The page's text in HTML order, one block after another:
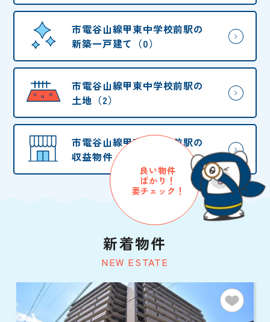
市電谷山線甲東中学校前駅の
新築一戸建て（0）
市電谷山線甲東中学校前駅の
土地（2）
市電谷山線甲東中学校前駅の
収益物件・他（3）
NEW ESTATE
新着物件
良い物件
ばかり！
要チェック！